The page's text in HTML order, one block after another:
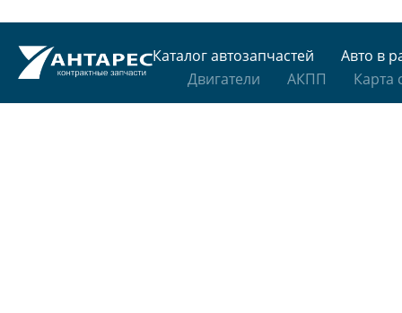
Каталог автозапчастей
Авто в
Двигатели
АКПП Карта